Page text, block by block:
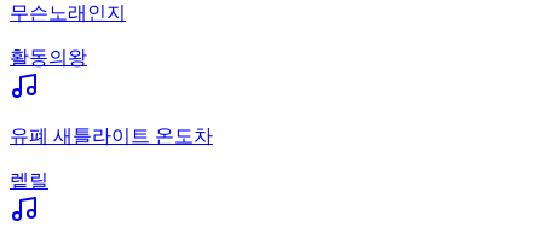
무슨노래인지
활동의왕
유폐 새틀라이트 온도차
렡릴